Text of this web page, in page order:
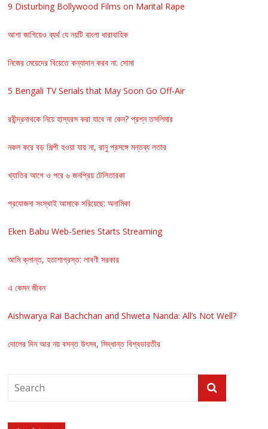
9 Disturbing Bollywood Films on Marital Rape
আশা জাগিয়েও ব্যর্থ যে নয়টি বাংলা ধারাবাহিক
নিজের মেয়েদের বিয়েতে কন্যাদান করব না: সোমা
5 Bengali TV Serials that May Soon Go Off-Air
রবীন্দ্রনাথকে নিয়ে হাস্যরস করা যাবে না কেন? প্রশ্ন তসলিমার
নকল করে বড় শিল্পী হওয়া যায় না, রানু প্রসঙ্গে মন্তব্য লতার
খ্যাতির আগে ও পরে ৬ জনপ্রিয় টেলিতারকা
প্রযোজনা সংস্থাই আমাকে সরিয়েছে: অনামিকা
Eken Babu Web-Series Starts Streaming
আমি ক্লান্ত, হতাশাগ্রস্ত: লাবণী সরকার
এ কেমন জীবন
Aishwarya Rai Bachchan and Shweta Nanda: All’s Not Well?
দোলের দিন আর নয় বসন্ত উৎসব, সিদ্ধান্ত বিশ্বভারতীর